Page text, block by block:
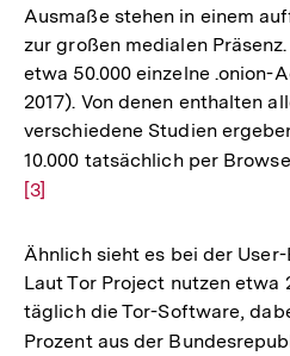
Ausmaße stehen in einem
zur großen medialen
etwa 50.000 einzelne .onion-
2017). Von denen enthalten
verschiedene Studien
10.000 tatsächlich per
[3]
Ähnlich sieht es bei der
Laut Tor Project nutzen etwa
täglich die Tor-Software,
Prozent aus der